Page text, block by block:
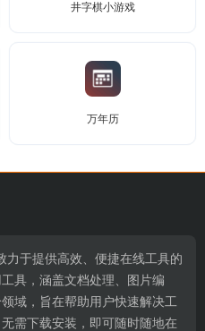
井字棋小游戏
万年历
力于提供高效、便捷在线工具的
具，涵盖文档处理、图片编
域，旨在帮助用户快速解决工
需下载安装，即可随时随地在